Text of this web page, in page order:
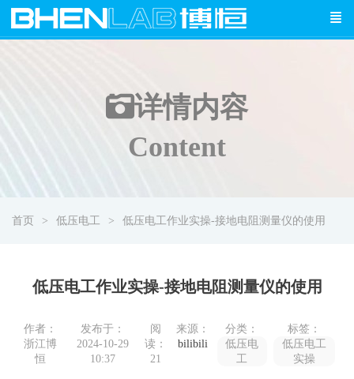
详情内容
Content
首页 低压电工 低压电工作业实操-接地电阻测量仪的使用
低压电工作业实操-接地电阻测量仪的使用
作者：
浙江博
恒
发布于：
2024-10-29
10:37
阅
读：
21
来源：
bilibili
分类：
低压电
工
标签：
低压电工
实操